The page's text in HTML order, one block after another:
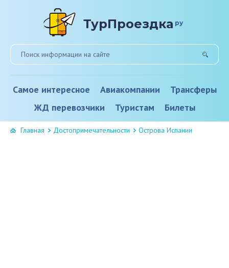
ТурПроездка ру
Самое интересное Авиакомпании
Трансферы
ЖД перевозчики
Туристам Билеты
Главная Достопримечательности Острова Испании